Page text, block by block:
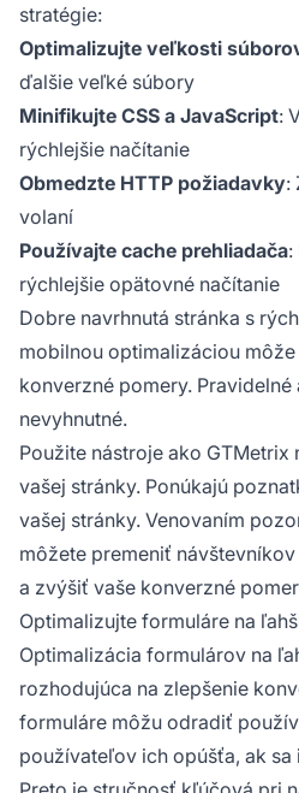
stratégie:
Optimalizujte veľkosti
ďalšie veľké súbory
Minifikujte CSS a JavaScript:
rýchlejšie načítanie
Obmedzte HTTP požiadavky:
volaní
Používajte cache prehliadača:
rýchlejšie opätovné načítanie
Dobre navrhnutá stránka s
mobilnou optimalizáciou
konverzné pomery.
nevyhnutné.
Použite nástroje ako GTMetrix
vašej stránky. Ponúkajú
vašej stránky. Venovaním
môžete premeniť
a zvýšiť vaše konverzné
Optimalizujte formuláre na
Optimalizácia formulárov na
rozhodujúca na zlepšenie
formuláre môžu odradiť
používateľov ich opúšťa, ak sa